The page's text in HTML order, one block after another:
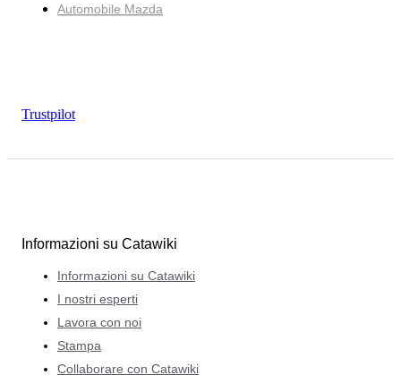
Automobile Mazda
Trustpilot
Informazioni su Catawiki
Informazioni su Catawiki
I nostri esperti
Lavora con noi
Stampa
Collaborare con Catawiki